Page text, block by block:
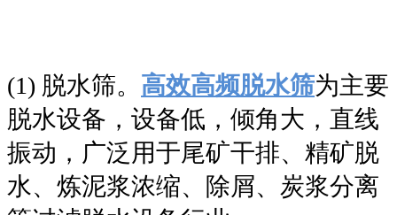
(1) 脱水筛。 高效高频脱水筛为主要
脱水设备，设备低，倾角大，直线
振动，广泛用于尾矿干排、精矿脱
水、炼泥浆浓缩、除屑、炭浆分离